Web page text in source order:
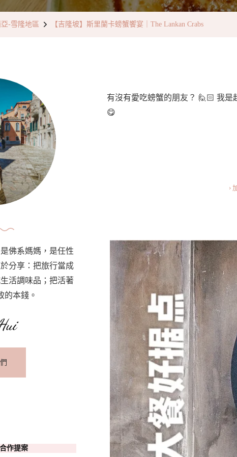
蟹
饗
Crabs〉
-雪隆地區 【吉隆坡】斯里蘭卡螃蟹饗宴｜The Lankan Crabs
有沒有愛吃螃蟹的朋友？ 🙋🏻 我
😋
›
佛系媽媽，是任性
分享：把旅行當成
活調味品；把活著
的本錢。
作提案